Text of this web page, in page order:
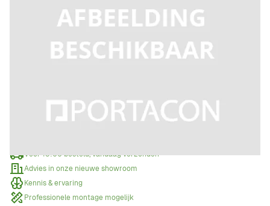
Incl. BTW
€ 51,63
Offerte aanvragen
Wanneer een offerte aanvragen?
Voor 15:00 besteld, vandaag verzonden
Advies in onze nieuwe showroom
Kennis & ervaring
Professionele montage mogelijk